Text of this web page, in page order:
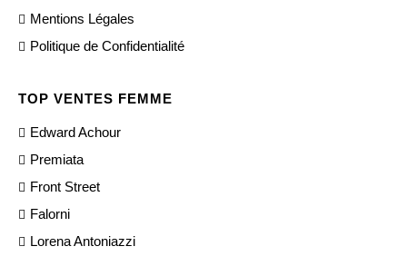
Mentions Légales
Politique de Confidentialité
TOP VENTES FEMME
Edward Achour
Premiata
Front Street
Falorni
Lorena Antoniazzi